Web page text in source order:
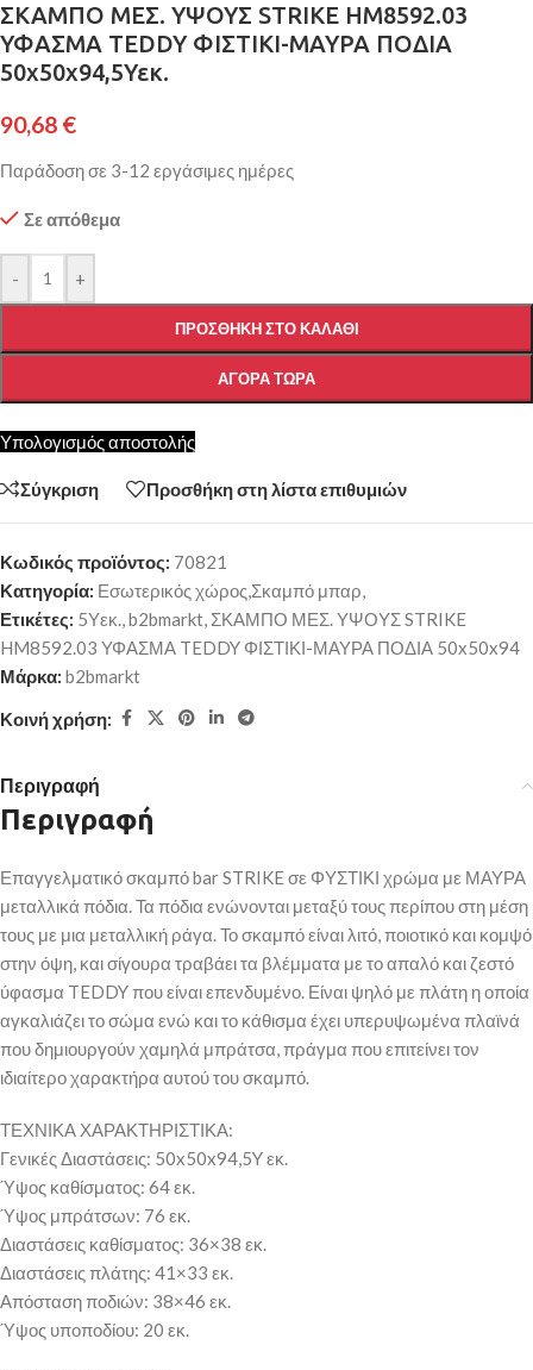
ΣΚΑΜΠΟ ΜΕΣ. ΥΨΟΥΣ STRIKE HM8592.03
ΥΦΑΣΜΑ TEDDY ΦΙΣΤΙΚΙ-ΜΑΥΡΑ ΠΟΔΙΑ
50x50x94,5Υεκ.
90,68 €
Παράδοση σε 3-12 εργάσιμες ημέρες
Σε απόθεμα
- +
ΠΡΟΣΘΉΚΗ ΣΤΟ ΚΑΛΆΘΙ
ΑΓΟΡΆ ΤΏΡΑ
Υπολογισμός αποστολής
Σύγκριση Προσθήκη στη λίστα επιθυμιών
Κωδικός προϊόντος: 70821
Κατηγορία: Εσωτερικός χώρος,Σκαμπό μπαρ,
Ετικέτες: 5Υεκ.,b2bmarkt, ΣΚΑΜΠΟ ΜΕΣ. ΥΨΟΥΣ STRIKE
HM8592.03 ΥΦΑΣΜΑ TEDDY ΦΙΣΤΙΚΙ-ΜΑΥΡΑ ΠΟΔΙΑ 50x50x94
Μάρκα: b2bmarkt
Κοινή χρήση:
Περιγραφή
Περιγραφή
Επαγγελματικό σκαμπό bar STRIKE σε ΦΥΣΤΙΚΙ χρώμα με ΜΑΥΡΑ
μεταλλικά πόδια. Τα πόδια ενώνονται μεταξύ τους περίπου στη μέση
τους με μια μεταλλική ράγα. Το σκαμπό είναι λιτό, ποιοτικό και κομψό
στην όψη, και σίγουρα τραβάει τα βλέμματα με το απαλό και ζεστό
ύφασμα TEDDY που είναι επενδυμένο. Είναι ψηλό με πλάτη η οποία
αγκαλιάζει το σώμα ενώ και το κάθισμα έχει υπερυψωμένα πλαϊνά
που δημιουργούν χαμηλά μπράτσα, πράγμα που επιτείνει τον
ιδιαίτερο χαρακτήρα αυτού του σκαμπό.
ΤΕΧΝΙΚΑ ΧΑΡΑΚΤΗΡΙΣΤΙΚΑ:
Γενικές Διαστάσεις: 50x50x94,5Y εκ.
Ύψος καθίσματος: 64 εκ.
Ύψος μπράτσων: 76 εκ.
Διαστάσεις καθίσματος: 36×38 εκ.
Διαστάσεις πλάτης: 41×33 εκ.
Απόσταση ποδιών: 38×46 εκ.
Ύψος υποποδίου: 20 εκ.